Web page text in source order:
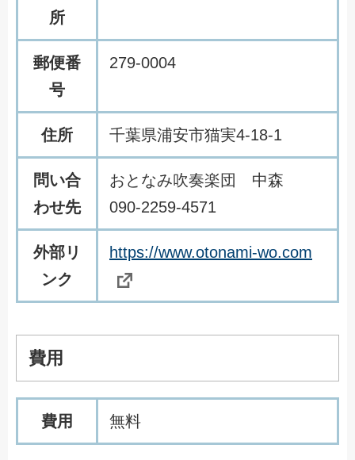
所
郵便番
号
279-0004
住所 千葉県浦安市猫実4-18-1
問い合
わせ先
おとなみ吹奏楽団 中森
090-2259-4571
外部リ
ンク
https://www.otonami-wo.com
費用
費用 無料